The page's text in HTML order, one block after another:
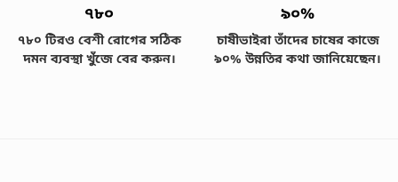
৭৮০
৭৮০ টিরও বেশী রোগের সঠিক
দমন ব্যবস্থা খুঁজে বের করুন।
৯০%
চাষীভাইরা তাঁদের চাষের কাজে
৯০% উন্নতির কথা জানিয়েছেন।